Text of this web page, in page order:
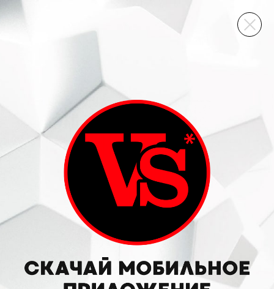
ВИННЫЙ СКЛАД